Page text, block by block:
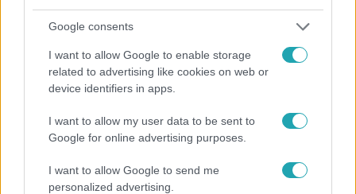
Google consents
I want to allow Google to enable storage
related to advertising like cookies on web or
device identifiers in apps.
I want to allow my user data to be sent to
Google for online advertising purposes.
I want to allow Google to send me
personalized advertising.
Népszerű